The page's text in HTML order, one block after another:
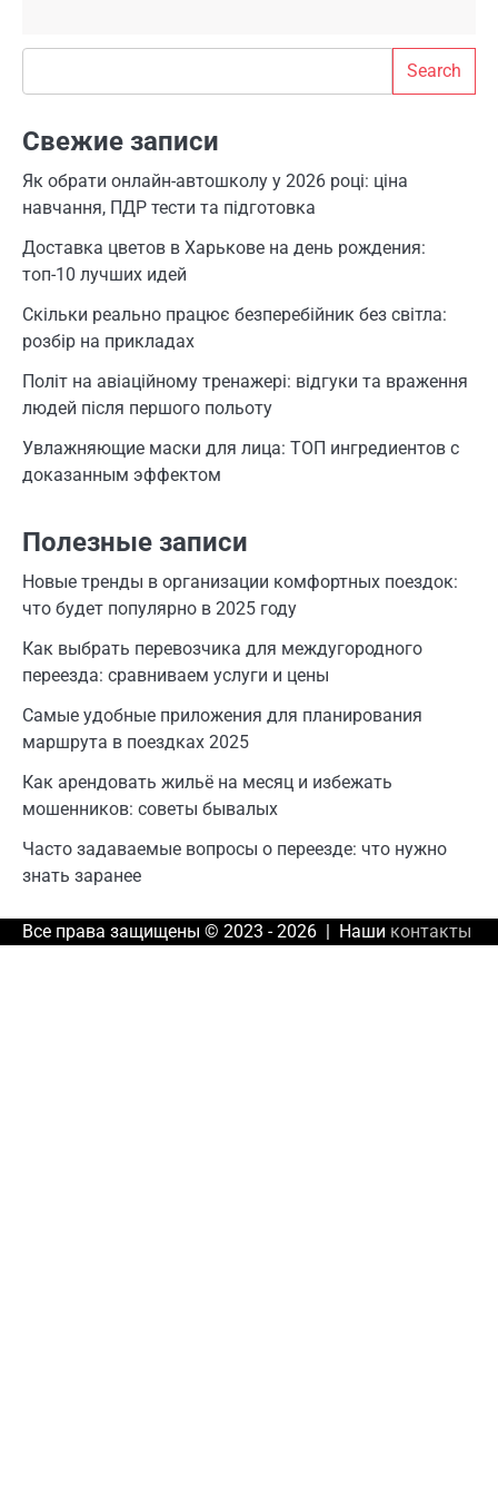
Search
Свежие записи
Як обрати онлайн-автошколу у 2026 році: ціна
навчання, ПДР тести та підготовка
Доставка цветов в Харькове на день рождения:
топ-10 лучших идей
Скільки реально працює безперебійник без світла:
розбір на прикладах
Політ на авіаційному тренажері: відгуки та враження
людей після першого польоту
Увлажняющие маски для лица: ТОП ингредиентов с
доказанным эффектом
Полезные записи
Новые тренды в организации комфортных поездок:
что будет популярно в 2025 году
Как выбрать перевозчика для междугородного
переезда: сравниваем услуги и цены
Самые удобные приложения для планирования
маршрута в поездках 2025
Как арендовать жильё на месяц и избежать
мошенников: советы бывалых
Часто задаваемые вопросы о переезде: что нужно
знать заранее
Все права защищены © 2023 - 2026 | Наши контакты